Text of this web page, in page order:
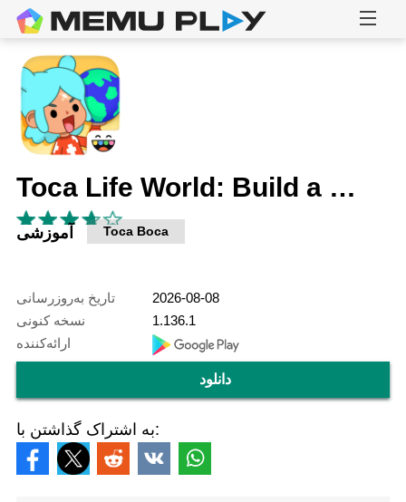
Toca Life World: Build a Story
آموزشی Toca Boca
تاریخ به‌روزرسانی
2026-08-08
نسخه کنونی
1.136.1
ارائه‌کننده
دانلود
به اشتراک گذاشتن با: